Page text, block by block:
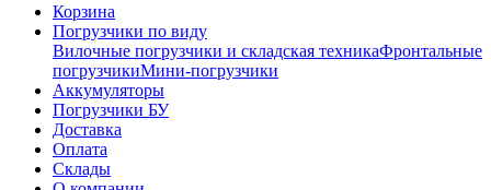
Корзина
Погрузчики по виду
Вилочные погрузчики и складская техникаФронтальные
погрузчикиМини-погрузчики
Аккумуляторы
Погрузчики БУ
Доставка
Оплата
Склады